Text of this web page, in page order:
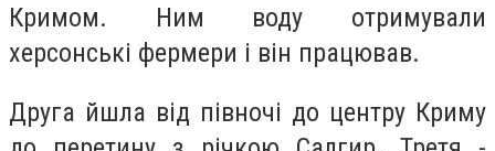
Кримом. Ним воду отримували
херсонські фермери і він працював.
Друга йшла від півночі до центру Криму